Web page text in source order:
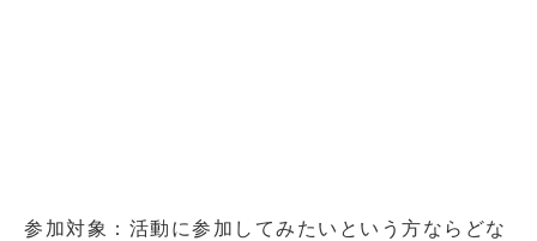
参加対象：活動に参加してみたいという方ならどな